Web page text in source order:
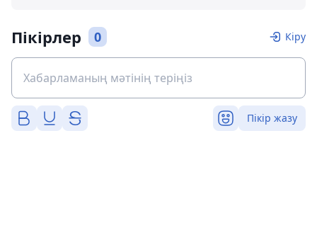
Пікірлер 0 Кіру
Пікір жазу